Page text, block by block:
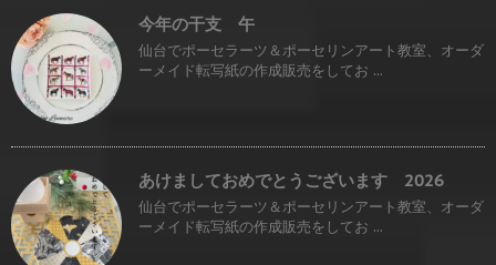
今年の干支 午
仙台でポーセラーツ＆ポーセリンアート教室、オーダ
ーメイド転写紙の作成販売をしてお ...
あけましておめでとうございます 2026
仙台でポーセラーツ＆ポーセリンアート教室、オーダ
ーメイド転写紙の作成販売をしてお ...